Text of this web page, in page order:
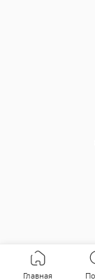
Главная